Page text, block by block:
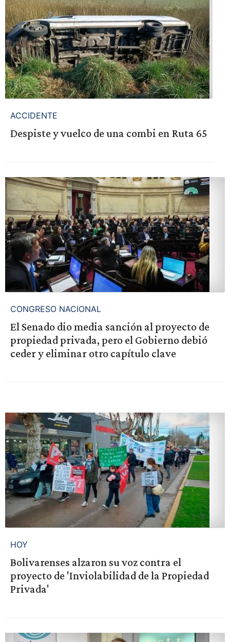
ACCIDENTE
Despiste y vuelco de una combi en Ruta 65
CONGRESO NACIONAL
El Senado dio media sanción al proyecto de
propiedad privada, pero el Gobierno debió
ceder y eliminar otro capítulo clave
HOY
Bolivarenses alzaron su voz contra el
proyecto de 'Inviolabilidad de la Propiedad
Privada'